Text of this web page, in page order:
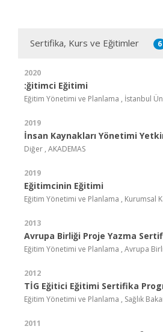
Sertifika, Kurs ve Eğitimler 6
2020
:ğitimci Eğitimi
Eğitim Yönetimi ve Planlama , İstanbul
2019
İnsan Kaynakları Yönetimi
Diğer , AKADEMAS
2019
Eğitimcinin Eğitimi
Eğitim Yönetimi ve Planlama , Kurumsal
2013
Avrupa Birliği Proje Yazma
Eğitim Yönetimi ve Planlama , Avrupa
2012
TİG Eğitici Eğitimi Sertifika
Eğitim Yönetimi ve Planlama , Sağlık
2011